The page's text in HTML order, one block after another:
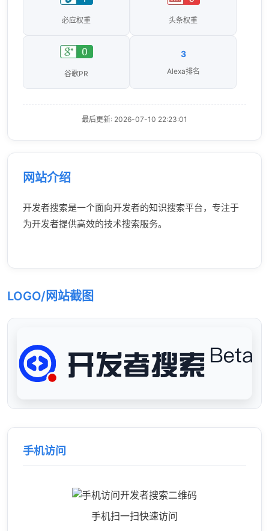
必应权重 头条权重
谷歌PR
3
Alexa排名
最后更新: 2026-07-10 22:23:01
网站介绍
开发者搜索是一个面向开发者的知识搜索平台，专注于
为开发者提供高效的技术搜索服务。
LOGO/网站截图
手机访问
手机扫一扫快速访问